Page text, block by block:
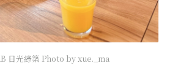
日光綠築 Photo by xue._ma